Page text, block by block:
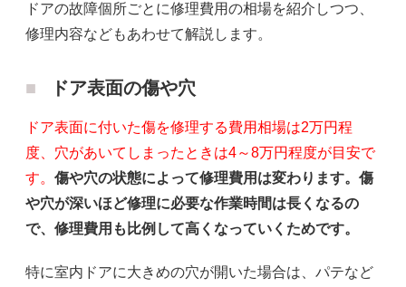
ドアの故障個所ごとに修理費用の相場を紹介しつつ、
修理内容などもあわせて解説します。
ドア表面の傷や穴
ドア表面に付いた傷を修理する費用相場は2万円程
度、穴があいてしまったときは4～8万円程度が目安で
す。 傷や穴の状態によって修理費用は変わります。傷
や穴が深いほど修理に必要な作業時間は長くなるの
で、修理費用も比例して高くなっていくためです。
特に室内ドアに大きめの穴が開いた場合は、パテなど